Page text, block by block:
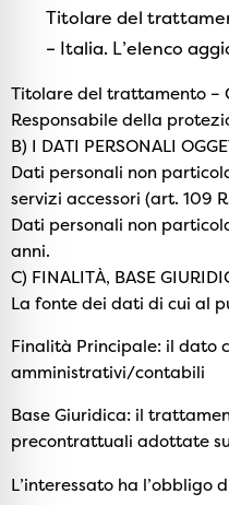
Titolare del
– Italia. L’elenco
Titolare del trattamento –
Responsabile della
B) I DATI PERSONALI
Dati personali non
servizi accessori (art. 109
Dati personali non
anni.
C) FINALITÀ, BASE
La fonte dei dati di cui al
Finalità Principale: il dato
amministrativi/contabili
Base Giuridica: il
precontrattuali adottate
L’interessato ha l’obbligo